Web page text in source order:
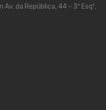
da República, 44 - 3º Esqº,